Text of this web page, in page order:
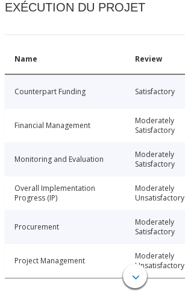
EXÉCUTION DU PROJET
Name Review
Counterpart Funding Satisfactory
Financial Management
Moderately
Satisfactory
Monitoring and Evaluation
Moderately
Satisfactory
Overall Implementation
Progress (IP)
Moderately
Unsatisfactory
Procurement
Moderately
Satisfactory
Project Management
Moderately
Unsatisfactory